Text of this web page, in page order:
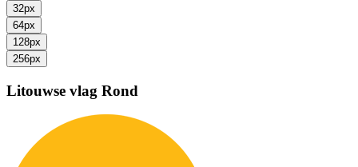
32px
64px
128px
256px
Litouwse vlag Rond